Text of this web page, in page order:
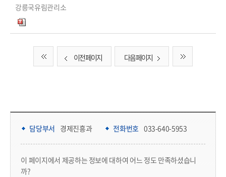
강릉국유림관리소
이전 페이지 다음 페이지
담당부서 정보 & 컨텐츠 만족도 조사 & 공공저작물 자유이용 허락 표시
담당부서 경제진흥과 전화번호 033-640-5953
이 페이지에서 제공하는 정보에 대하여 어느 정도 만족하셨습니
까?